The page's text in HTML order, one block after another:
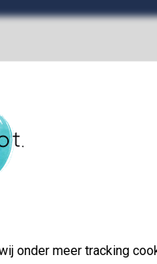
onder meer tracking
op